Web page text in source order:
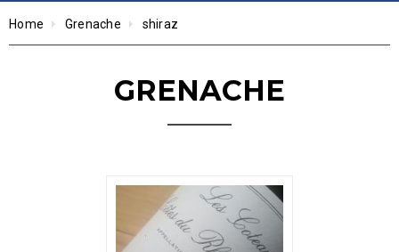
Home Grenache shiraz
GRENACHE